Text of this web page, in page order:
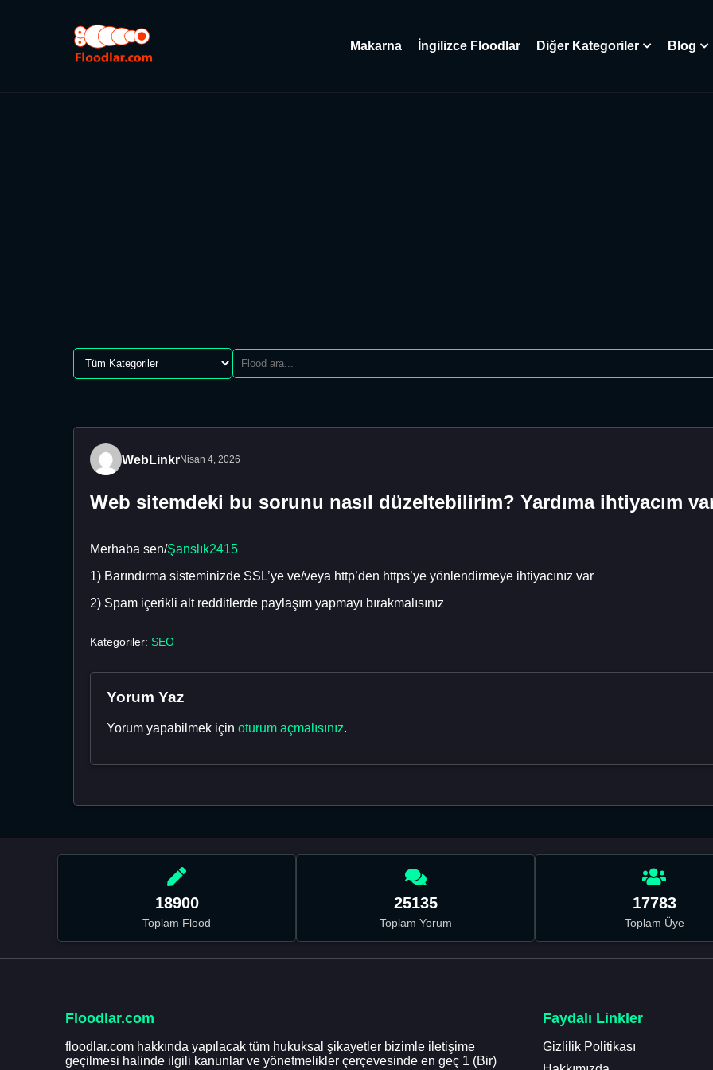
Makarna İngilizce Floodlar Diğer Kategoriler Blog
WebLinkrNisan 4, 2026
Web sitemdeki bu sorunu nasıl düzeltebilirim? Yardıma ihtiyacım
Merhaba sen/Şanslık2415
1) Barındırma sisteminizde SSL’ye ve/veya http’den https’ye yönlendirmeye ihtiyacınız var
2) Spam içerikli alt redditlerde paylaşım yapmayı bırakmalısınız
Kategoriler: SEO
Yorum Yaz
Yorum yapabilmek için oturum açmalısınız.
18900
Toplam Flood
25135
Toplam Yorum
17783
Toplam Üye
Floodlar.com
floodlar.com hakkında yapılacak tüm hukuksal şikayetler bizimle iletişime
geçilmesi halinde ilgili kanunlar ve yönetmelikler çerçevesinde en geç 1 (Bir)
Faydalı Linkler
Gizlilik Politikası